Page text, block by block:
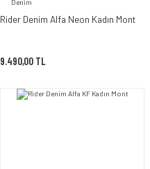
Rider Denim Alfa Neon Kadın Mont
9.490,00 TL